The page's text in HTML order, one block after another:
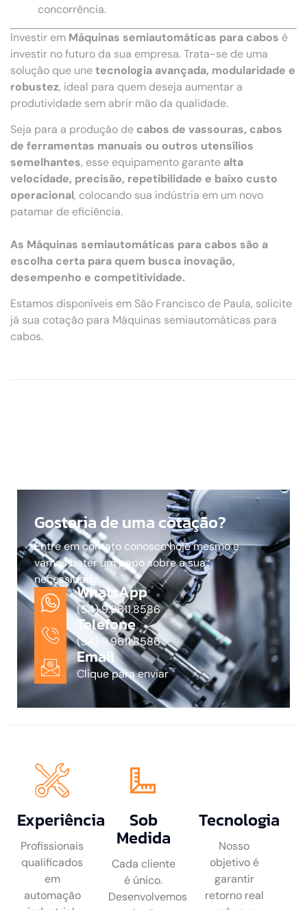
concorrência.
Investir em Máquinas semiautomáticas para cabos é
investir no futuro da sua empresa. Trata-se de uma
solução que unetecnologia avançada, modularidade e
robustez, ideal para quem deseja aumentar a
produtividade sem abrir mão da qualidade.
Seja para a produção de cabos de vassouras, cabos
de ferramentas manuais ou outros utensílios
semelhantes, esse equipamento garante alta
velocidade, precisão, repetibilidade e baixo custo
operacional, colocando sua indústria em um novo
patamar de eficiência.
As Máquinas semiautomáticas para cabos são a
escolha certa para quem busca inovação,
desempenho e competitividade.
Estamos disponíveis em São Francisco de Paula, solicite
já sua cotação para Máquinas semiautomáticas para
cabos.
Gostaria de uma cotação?
Entre em contato conosco hoje mesmo e
vamos bater um papo sobre a sua
necessidade.
WhatsApp
(54) 9.9611.8586
Telefone
(54) 9.9611.8586
Email
Clique para enviar
Experiência
Profissionais
qualificados
em
automação
Sob
Medida
Cada cliente
é único.
Desenvolvemos
Tecnologia
Nosso
objetivo é
garantir
retorno real